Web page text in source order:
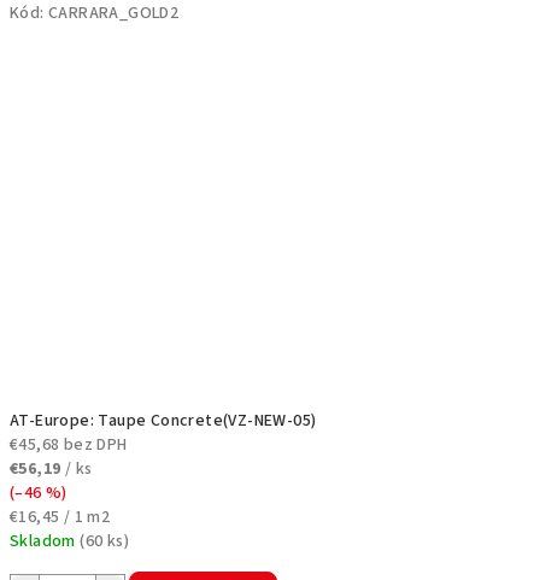
Kód: CARRARA_GOLD2
AT-Europe: Taupe Concrete(VZ-NEW-05)
€45,68 bez DPH
€56,19 / ks
(–46 %)
Jednotková
cena:
€16,45 / 1 m2
Skladom(60 ks)